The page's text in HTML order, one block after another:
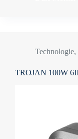
Technologie,
TROJAN 100W